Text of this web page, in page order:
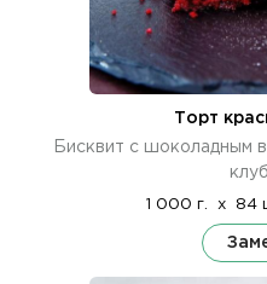
Торт
Бисквит с шоколадным
1 000 г. x 84